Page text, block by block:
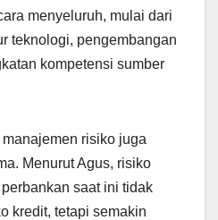
menyeluruh, mulai dari
teknologi, pengembangan
kompetensi sumber
risiko juga
Menurut Agus, risiko
saat ini tidak
kredit, tetapi semakin